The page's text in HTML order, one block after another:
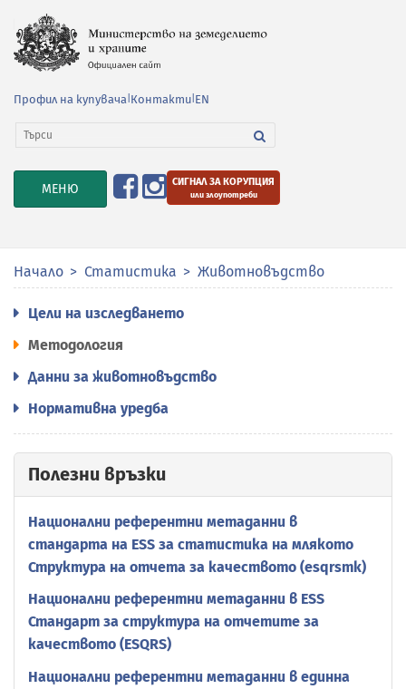
Профил на купувача Контакти EN
TOGGLE
NAVIGATION
МЕНЮ СИГНАЛ ЗА КОРУПЦИЯ
или злоупотреби
Начало Статистика Животновъдство
Цели на изследването
Методология
Данни за животновъдство
Нормативна уредба
Полезни връзки
Национални референтни метаданни в
стандарта на ESS за статистика на млякото
Структура на отчета за качеството (esqrsmk)
Национални референтни метаданни в ESS
Стандарт за структура на отчетите за
качеството (ESQRS)
Национални референтни метаданни в единна